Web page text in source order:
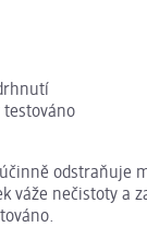
testováno
odstraňuje
váže nečistoty a